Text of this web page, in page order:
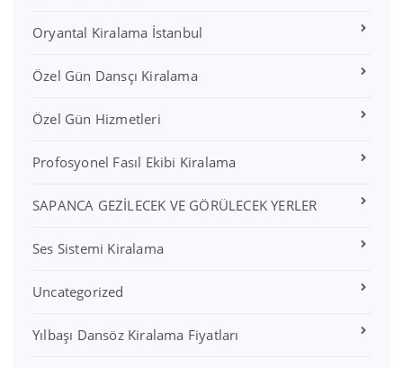
Oryantal Kiralama İstanbul
Özel Gün Dansçı Kiralama
Özel Gün Hizmetleri
Profosyonel Fasıl Ekibi Kiralama
SAPANCA GEZİLECEK VE GÖRÜLECEK YERLER
Ses Sistemi Kiralama
Uncategorized
Yılbaşı Dansöz Kiralama Fiyatları